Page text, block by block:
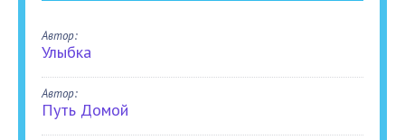
Автор:
Улыбка
Автор:
Путь Домой